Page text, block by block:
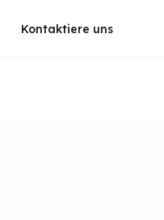
Kontaktiere uns